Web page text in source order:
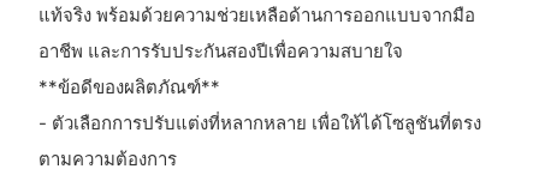
แท้จริง พร้อมด้วยความช่วยเหลือด้านการออกแบบจากมือ
อาชีพ และการรับประกันสองปีเพื่อความสบายใจ
**ข้อดีของผลิตภัณฑ์**
- ตัวเลือกการปรับแต่งที่หลากหลาย เพื่อให้ได้โซลูชันที่ตรง
ตามความต้องการ